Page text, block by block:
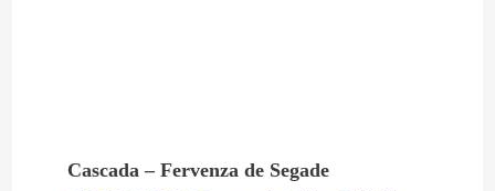
Cascada – Fervenza de Segade